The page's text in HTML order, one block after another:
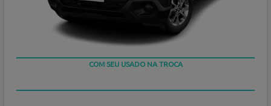
TAXA ZERO